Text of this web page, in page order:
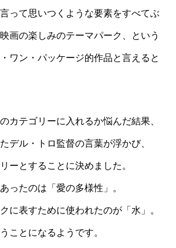
って思いつくような要素をすべてぶ
画の楽しみのテーマパーク、という
ワン・パッケージ的作品と言えると
カテゴリーに入れるか悩んだ結果、
デル・トロ監督の言葉が浮かび、
ーとすることに決めました。
ったのは「愛の多様性」。
に表すために使われたのが「水」。
ことになるようです。